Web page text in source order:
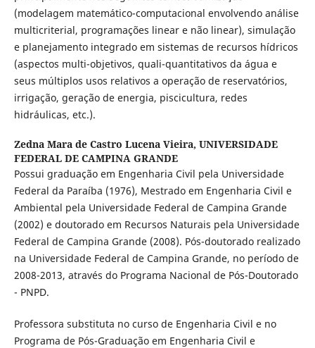
(modelagem matemático-computacional envolvendo análise
multicriterial, programações linear e não linear), simulação
e planejamento integrado em sistemas de recursos hídricos
(aspectos multi-objetivos, quali-quantitativos da água e
seus múltiplos usos relativos a operação de reservatórios,
irrigação, geração de energia, piscicultura, redes
hidráulicas, etc.).
Zedna Mara de Castro Lucena Vieira, UNIVERSIDADE
FEDERAL DE CAMPINA GRANDE
Possui graduação em Engenharia Civil pela Universidade
Federal da Paraíba (1976), Mestrado em Engenharia Civil e
Ambiental pela Universidade Federal de Campina Grande
(2002) e doutorado em Recursos Naturais pela Universidade
Federal de Campina Grande (2008). Pós-doutorado realizado
na Universidade Federal de Campina Grande, no período de
2008-2013, através do Programa Nacional de Pós-Doutorado
- PNPD.
Professora substituta no curso de Engenharia Civil e no
Programa de Pós-Graduação em Engenharia Civil e